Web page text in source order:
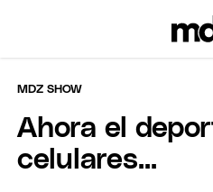
MDZ SHOW
Ahora el
celulares...